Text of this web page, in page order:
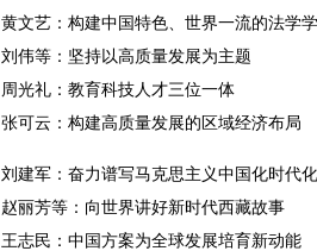
黄文艺：构建中国特色、世界一流的法学
刘伟等：坚持以高质量发展为主题
周光礼：教育科技人才三位一体
张可云：构建高质量发展的区域经济布局
刘建军：奋力谱写马克思主义中国化时代
赵丽芳等：向世界讲好新时代西藏故事
王志民：中国方案为全球发展培育新动能